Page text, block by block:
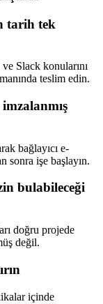
tarih tek
Slack konularını
teslim edin.
bağlayıcı e-
sonra işe başlayın.
bulabileceği
doğru projede
değil.
içinde